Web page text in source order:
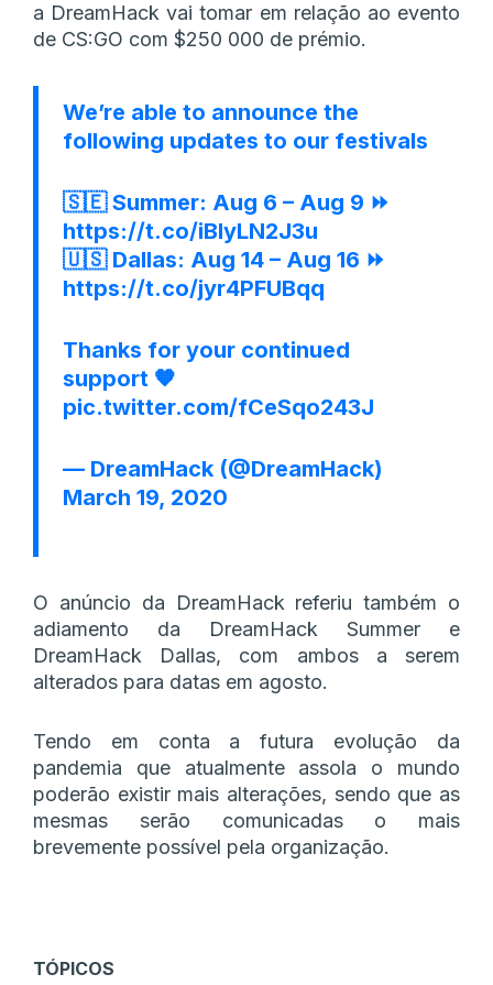
a DreamHack vai tomar em relação ao evento
de CS:GO com $250 000 de prémio.
We’re able to announce the
following updates to our festivals
🇸🇪 Summer: Aug 6 – Aug 9 ⏩
https://t.co/iBIyLN2J3u
🇺🇸 Dallas: Aug 14 – Aug 16 ⏩
https://t.co/jyr4PFUBqq
Thanks for your continued
support 🧡
pic.twitter.com/fCeSqo243J
— DreamHack (@DreamHack)
March 19, 2020
O anúncio da DreamHack referiu também o
adiamento da DreamHack Summer e
DreamHack Dallas, com ambos a serem
alterados para datas em agosto.
Tendo em conta a futura evolução da
pandemia que atualmente assola o mundo
poderão existir mais alterações, sendo que as
mesmas serão comunicadas o mais
brevemente possível pela organização.
TÓPICOS